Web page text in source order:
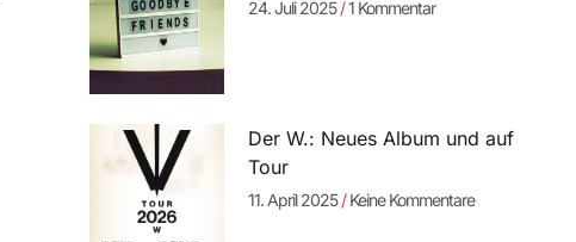
24. Juli 2025 1 Kommentar
Der W.: Neues Album und auf
Tour
11. April 2025 Keine Kommentare